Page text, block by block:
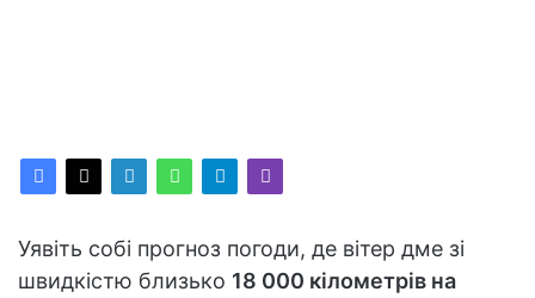
Уявіть собі прогноз погоди, де вітер дме зі
швидкістю близько 18 000 кілометрів на